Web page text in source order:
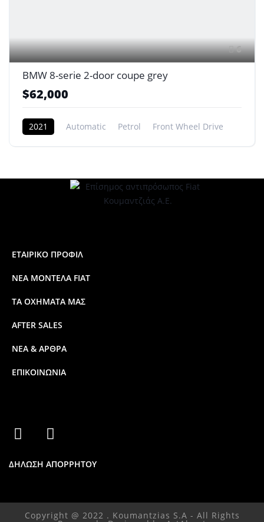
6
BMW 8-serie 2-door coupe grey
$62,000
2021 Automatic Petrol Front Wheel Drive
ΕΤΑΙΡΙΚΟ ΠΡΟΦΙΛ
ΝΕΑ ΜΟΝΤΕΛΑ FIAT
ΤΑ ΟΧΗΜΑΤΑ ΜΑΣ
AFTER SALES
ΝΕΑ & ΑΡΘΡΑ
ΕΠΙΚΟΙΝΩΝΙΑ
ΔΗΛΩΣΗ ΑΠΟΡΡΗΤΟΥ
Copyright @ 2022 . Koumantzias S.A - All Rights